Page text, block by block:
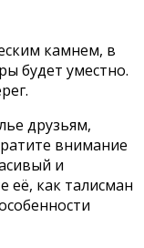
камнем, в
будет уместно.
друзьям,
внимание
и
её, как талисман